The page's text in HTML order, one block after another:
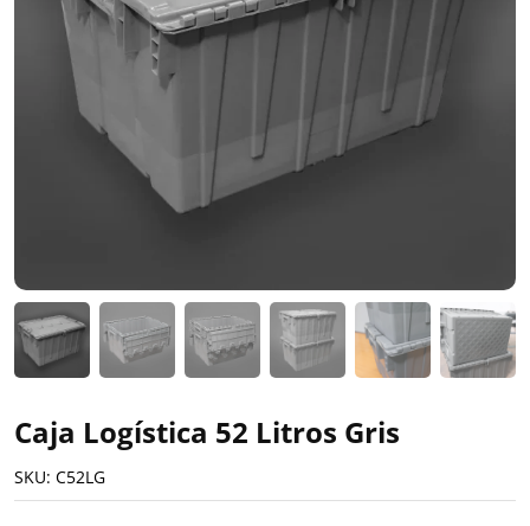
Caja Logística 52 Litros Gris
SKU: C52LG